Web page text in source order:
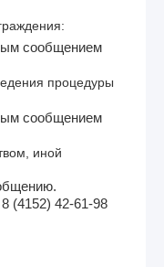
сообщением
процедуры
сообщением
иной
(4152) 42-61-98